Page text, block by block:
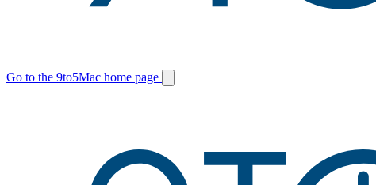
Go to the 9to5Mac home page
Switch